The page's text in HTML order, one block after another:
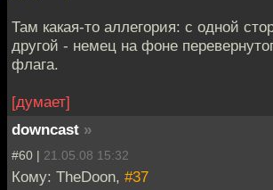
Там какая-то аллегория: с одной
другой - немец на фоне
флага.
[думает]
downcast »
#60 | 21.05.08 15:32
Кому: TheDoon, #37